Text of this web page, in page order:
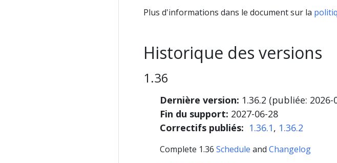
Plus d'informations dans le document sur la
Historique des versions
1.36
Dernière version: 1.36.2 (publiée: 2026-
Fin du support: 2027-06-28
Correctifs publiés: 1.36.1, 1.36.2
Complete 1.36 Schedule and Changelog